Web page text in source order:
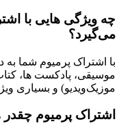
چه ویژگی ‌هایی با
می‌گیرد؟
موسیقی، پادکست ‌ها،
موزیک‌ویدیو) و بسیاری
اشتراک پرمیوم چقدر